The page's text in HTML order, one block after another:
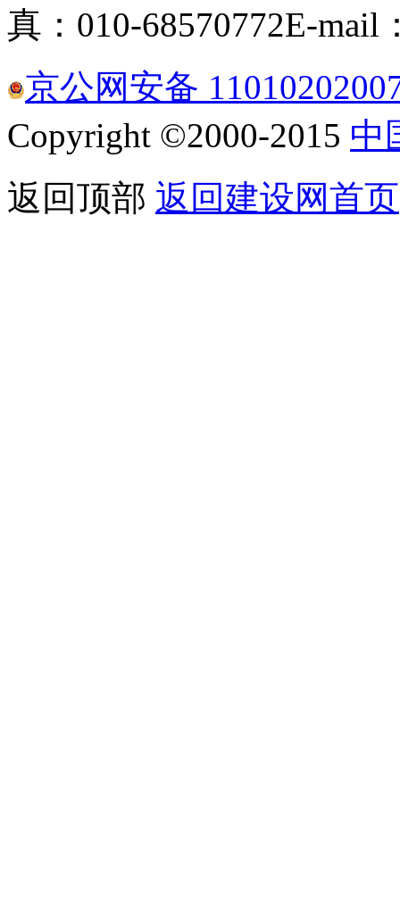
真：010-68570772E-mail
京公网安备
Copyright ©2000-2015 中
返回顶部 返回建设网首页